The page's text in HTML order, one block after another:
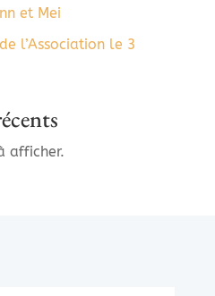
et Mei
l’Association le 3
afficher.